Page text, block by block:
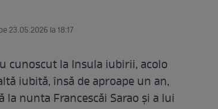
23.05.2026 la 18:17
cunoscut la Insula iubirii, acolo
iubită, însă de aproape un an,
nunta Francescăi Sarao și a lui